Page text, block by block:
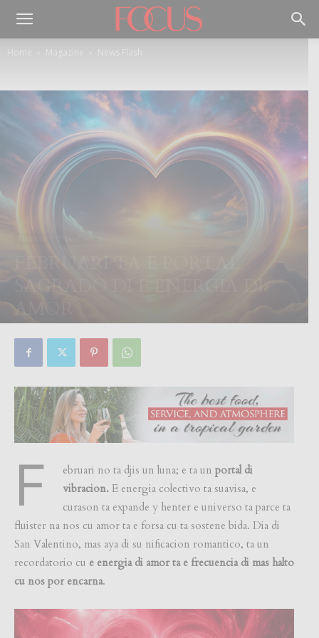
Home Magazine News Flash
FEBRUARI TA E PORTAL
SAGRADO DI E ENERGIA DI
AMOR
F ebruari no ta djis un luna; e ta un portal di
vibracion. E energia colectivo ta suavisa, e
curason ta expande y henter e universo ta parce ta
fluister na nos cu amor ta e forsa cu ta sostene bida. Dia di
San Valentino, mas aya di su nificacion romantico, ta un
recordatorio cu e energia di amor ta e frecuencia di mas halto
cu nos por encarna.